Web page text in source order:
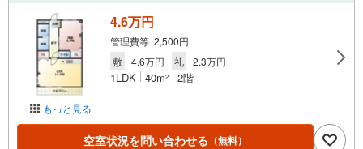
もっと見る
4.6万円
管理費等 2,500円
敷
4.6万円 礼 2.3万円
1LDK 40m2 2階
空室状況を問い合わせる （無料）